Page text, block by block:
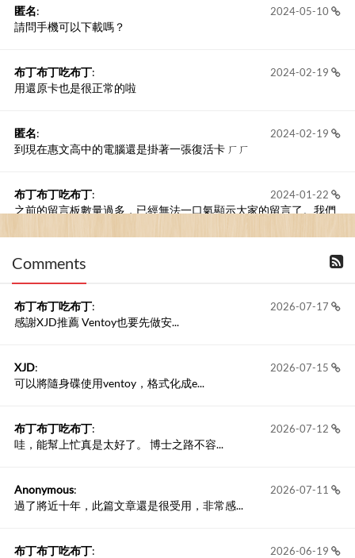
2024-05-10
匿名:
請問手機可以下載嗎？
2024-02-19
布丁布丁吃布丁:
用還原卡也是很正常的啦
2024-02-19
匿名:
到現在惠文高中的電腦還是掛著一張復活卡 ㄏㄏ
2024-01-22
布丁布丁吃布丁:
之前的留言板數量過多，已經無法一口氣顯示大家的留言了。我們
Comments
2026-07-17
布丁布丁吃布丁:
感謝XJD推薦 Ventoy也要先做安...
2026-07-15
XJD:
可以將隨身碟使用ventoy，格式化成e...
2026-07-12
布丁布丁吃布丁:
哇，能幫上忙真是太好了。 博士之路不容...
2026-07-11
Anonymous:
過了將近十年，此篇文章還是很受用，非常感...
2026-06-19
布丁布丁吃布丁: